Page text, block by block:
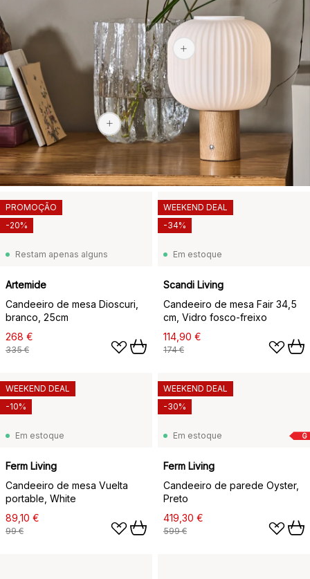
94,40 €
379 €
Restam apenas alguns
Artemide
Candeeiro de mesa Dioscuri,
branco, 25cm
268 €
335 €
PROMOÇÃO
-20%
Em estoque
Scandi Living
Candeeiro de mesa Fair 34,5
cm, Vidro fosco-freixo
114,90 €
174 €
WEEKEND DEAL
-34%
Em estoque
Ferm Living
Candeeiro de mesa Vuelta
portable, White
89,10 €
99 €
WEEKEND DEAL
-10%
G
Em estoque
Ferm Living
Candeeiro de parede Oyster,
Preto
419,30 €
599 €
WEEKEND DEAL
-30%